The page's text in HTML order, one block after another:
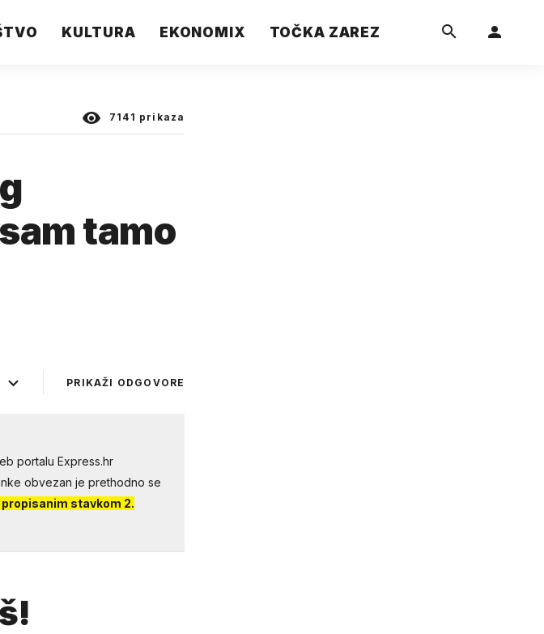
KULTURA EKONOMIX TOČKA ZAREZ
7141 prikaza
tamo
PRIKAŽI ODGOVORE
portalu Express.hr
obvezan je prethodno se
stavkom 2.